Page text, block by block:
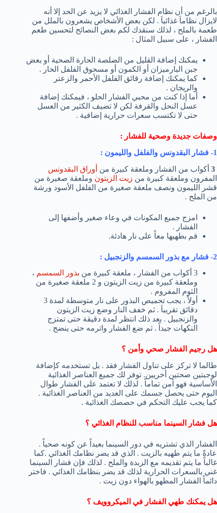
بالرغم من أن نظام الفشار الغذائي لا يزيد عن الحد إلا أنه
لايزال نظاماَ غذائياَ . لكن بعض الأشخاص يشعرون بالملل من
طعمة بالملح ، لذلك سنقدك لكم بعض النصائح لتحسين طعم
الفشار ، على سبيل المثال :
يمكنك إضافة القليل من الصلصة الحارة الصحية أو بعض
جبن البارميزان أو الكمون أو مسحوق الفلفل الحار .
كما يمكنك إضافة رقائق الفلفل الأحمر والزعتر
والريجان .
أما إذا كنت من محبي الفشار الحلو ، فيمكنك إضافة
عسل النحل والقرفة لكن لا تضيف الكثير من العسل
حتى لا تكتسب سعرات حرارية إضافية .
وصفات جديدة وصحية للفشار :
1- فشار البقدونس والفلفل والليمون :
أكواب من الفشار وملعقة كبيرة من أوراق البقدونس
المفرون وملعقة كبيرة من زيت الزيتون وملعقة صغيرة من
قشر الليمون ونصف ملعقة صغيرة من الفلفل الأسود ورشة
من الملح .
امزج جميع المكونات في وعاء صغير وأضفها إلى
الفشار .
قم بطهيها معاً على نار هادئة.
2- فشار مع بذور السمسم والزنجبيل :
3 أكواب من الفشار ، ملعقة كبيرة من
بذور السمسم ،
وملعقة كبيرة من زيت الزيتون و 2 ملعقة صغيرة من
الثوم المفروم .
أولاً ، يجب تحميص البذور على نار متوسطة لمدة 3
دقائق تقريباَ . ثم خفف النار وضع زيت الزيتون
والزنجبيل . بعد ذلك انتظر لمدة دقيقة حتى تمتزج
النكهات جيداً . ثم ضع الفشار واترمه حتى ينضج .
هل رجيم الفشار صحي وأمن ؟
طالما لا تركز على تناول الفشار فقد . بل تستخدمه كإضافة
لوجبتين صحتين أخريين. توفر لك جميع العناصر الغذائية
الأساسية فهو آمن تماماً . لذلك لا تعتمد على الفشار طوال
اليوم حتى يحصل جسمك على العديد من العناصر الغذائية .
كما يجب عليك التحكم في حصصك الغذائية .
هل فشار السينما مناسب للنظام الغذائي ؟
الفشار الذي تشتريه في دور السينما بعيداً عن كونه صحياً .
عادةً ما يتم طهيه بالزيت . الذي قد يضر نظامك الغذائي .كما
غالباً ما يتم تقديمه مع الزبدة والملح . لذلك فإن فشار السينما
غني بالسعرات الحرارية لذلك قد يضر بنظامك الغذائي . فاختر
دائماً الفشار المطهو بالهواء دون زيت .
هل يمكنك طهي الفشار في الميكروويف ؟